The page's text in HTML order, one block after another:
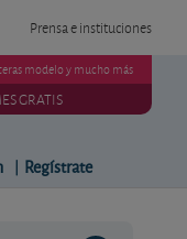
Prensa e instituciones
modelo y mucho más
GRATIS
| Regístrate